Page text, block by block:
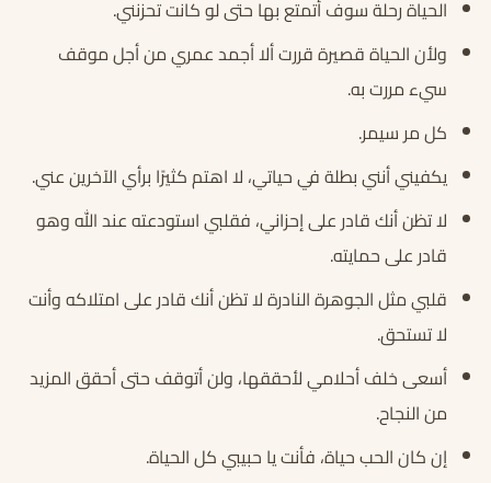
الحياة رحلة سوف أتمتع بها حتى لو كانت تحزنني.
ولأن الحياة قصيرة قررت ألا أجمد عمري من أجل موقف
سيء مررت به.
كل مر سيمر.
يكفيني أنني بطلة في حياتي، لا اهتم كثيرًا برأي الآخرين عني.
لا تظن أنك قادر على إحزاني، فقلبي استودعته عند الله وهو
قادر على حمايته.
قلبي مثل الجوهرة النادرة لا تظن أنك قادر على امتلاكه وأنت
لا تستحق.
أسعى خلف أحلامي لأحققها، ولن أتوقف حتى أحقق المزيد
من النجاح.
إن كان الحب حياة، فأنت يا حبيبي كل الحياة.